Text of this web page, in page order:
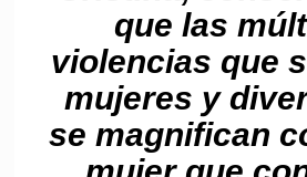
que las
violencias que
mujeres y
se magnifican